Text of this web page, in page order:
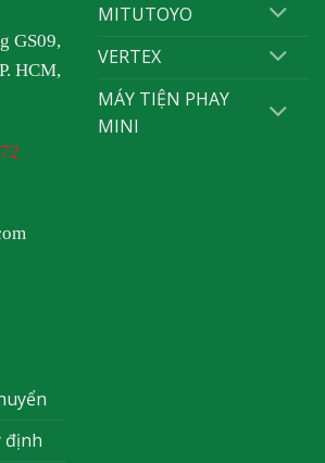
GS09,
HCM,
MITUTOYO
VERTEX
MÁY TIỆN PHAY
MINI
định